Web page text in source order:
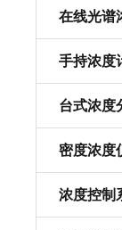
在线光谱
手持浓度
台式浓度
密度浓度
浓度控制